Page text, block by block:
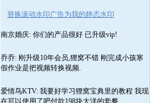
替换滚动水印广告为我的静态水印
南京婚庆: 你们的产品很好 已升级vip!
乔乔: 刚升级10年会员,狸窝不错 刚完成小孩寒
假作业是把视频转换视频.
爱情鸟KTV: 我要好学习狸窝宝典里的教程 我现
在可以使用了吧付款198块大洋的套餐